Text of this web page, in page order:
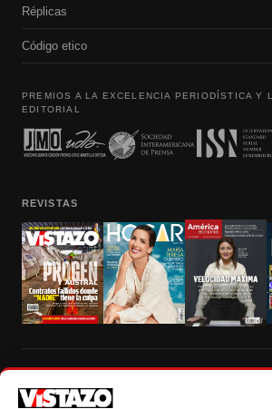
Réplicas
Código etico
PREMIOS A LA EXCELENCIA PERIODÍSTICA Y
EDITORIAL
REVISTAS
autorización escrita de su titular, de todos los contenidos